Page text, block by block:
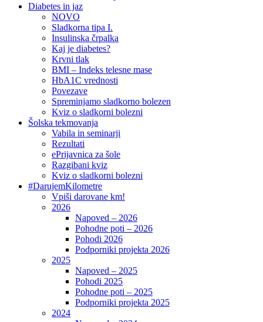
Diabetes in jaz
NOVO
Sladkorna tipa I.
Insulinska črpalka
Kaj je diabetes?
Krvni tlak
BMI – Indeks telesne mase
HbA1C vrednosti
Povezave
Spreminjamo sladkorno bolezen
Kviz o sladkorni bolezni
Šolska tekmovanja
Vabila in seminarji
Rezultati
ePrijavnica za šole
Razgibani kviz
Kviz o sladkorni bolezni
#DarujemKilometre
Vpiši darovane km!
2026
Napoved – 2026
Pohodne poti – 2026
Pohodi 2026
Podporniki projekta 2026
2025
Napoved – 2025
Pohodi 2025
Pohodne poti – 2025
Podporniki projekta 2025
2024